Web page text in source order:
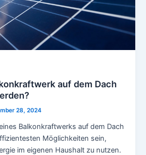
auf dem Dach
28, 2024
Balkonkraftwerks auf dem Dach
Möglichkeiten sein,
im eigenen Haushalt zu nutzen.